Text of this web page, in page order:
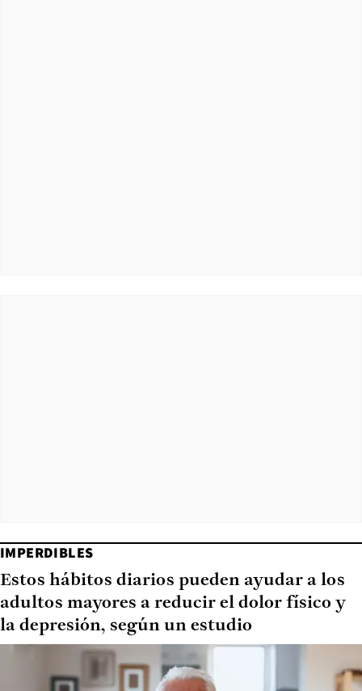
IMPERDIBLES
Estos hábitos diarios pueden ayudar a los
adultos mayores a reducir el dolor físico y
la depresión, según un estudio